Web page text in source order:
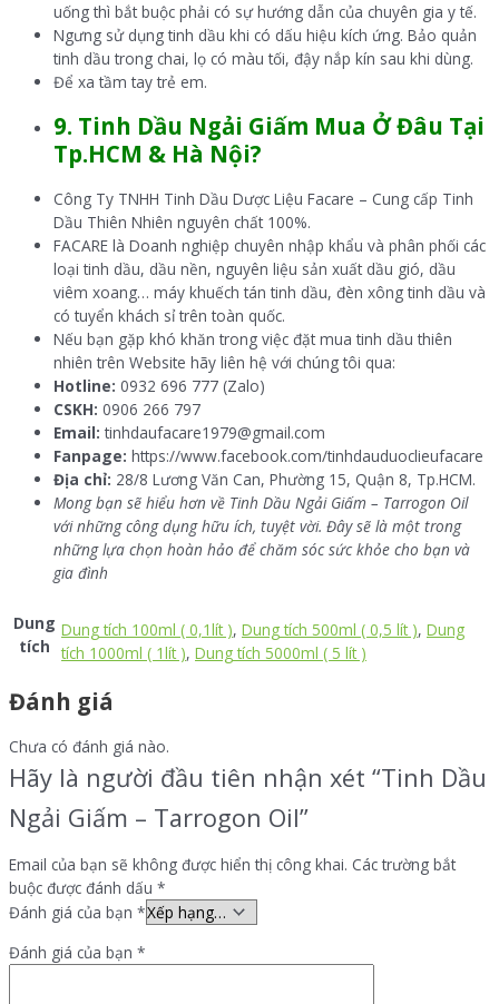
uống thì bắt buộc phải có sự hướng dẫn của chuyên gia y tế.
Ngưng sử dụng tinh dầu khi có dấu hiệu kích ứng. Bảo quản
tinh dầu trong chai, lọ có màu tối, đậy nắp kín sau khi dùng.
Để xa tầm tay trẻ em.
9. Tinh Dầu Ngải Giấm Mua ỞĐâu Tại
Tp.HCM & Hà Nội?
Công Ty TNHH Tinh Dầu Dược Liệu Facare – Cung cấp Tinh
Dầu Thiên Nhiên nguyên chất 100%.
FACARE là Doanh nghiệp chuyên nhập khẩu và phân phối các
loại tinh dầu, dầu nền, nguyên liệu sản xuất dầu gió, dầu
viêm xoang… máy khuếch tán tinh dầu, đèn xông tinh dầu và
có tuyển khách sỉ trên toàn quốc.
Nếu bạn gặp khó khăn trong việc đặt mua tinh dầu thiên
nhiên trên Website hãy liên hệ với chúng tôi qua:
Hotline: 0932 696 777 (Zalo)
CSKH: 0906 266 797
Email: tinhdaufacare1979@gmail.com
Fanpage: https://www.facebook.com/tinhdauduoclieufacare
Địa chỉ: 28/8 Lương Văn Can, Phường 15, Quận 8, Tp.HCM.
Mong bạn sẽ hiểu hơn về Tinh Dầu Ngải Giấm – Tarrogon Oil
với những công dụng hữu ích, tuyệt vời. Đây sẽ là một trong
những lựa chọn hoàn hảo để chăm sóc sức khỏe cho bạn và
gia đình
Dung
tích
Dung tích 100ml ( 0,1lít ), Dung tích 500ml ( 0,5 lít ), Dung
tích 1000ml ( 1lít ), Dung tích 5000ml ( 5 lít )
Đánh giá
Chưa có đánh giá nào.
Hãy là người đầu tiên nhận xét “Tinh Dầu
Ngải Giấm – Tarrogon Oil”
Email của bạn sẽ không được hiển thị công khai. Các trường bắt
buộc được đánh dấu *
Đánh giá của bạn *
Đánh giá của bạn *